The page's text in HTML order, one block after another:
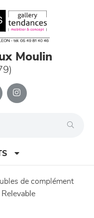
Moulin
de complément
relevable